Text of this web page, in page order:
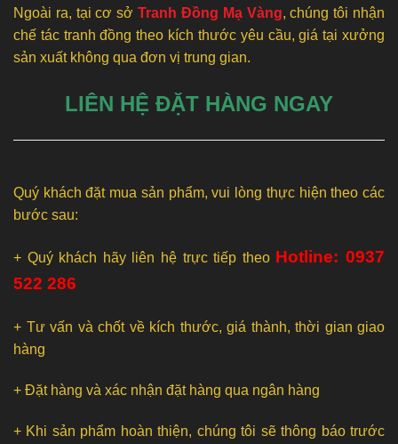
Ngoài ra, tại cơ sởTranh Đồng Mạ Vàng, chúng tôi nhận
chế tác tranh đồng theo kích thước yêu cầu, giá tại xưởng
sản xuất không qua đơn vị trung gian.
LIÊN HỆ ĐẶT HÀNG NGAY
Quý khách đặt mua sản phẩm, vui lòng thực hiện theo các
bước sau:
+ Quý khách hãy liên hệ trực tiếp theo Hotline: 0937
522 286
+ Tư vấn và chốt về kích thước, giá thành, thời gian giao
hàng
+ Đặt hàng và xác nhận đặt hàng qua ngân hàng
+ Khi sản phẩm hoàn thiện, chúng tôi sẽ thông báo trước